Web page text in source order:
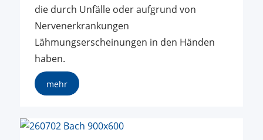
die durch Unfälle oder aufgrund von
Nervenerkrankungen
Lähmungserscheinungen in den Händen
haben.
mehr